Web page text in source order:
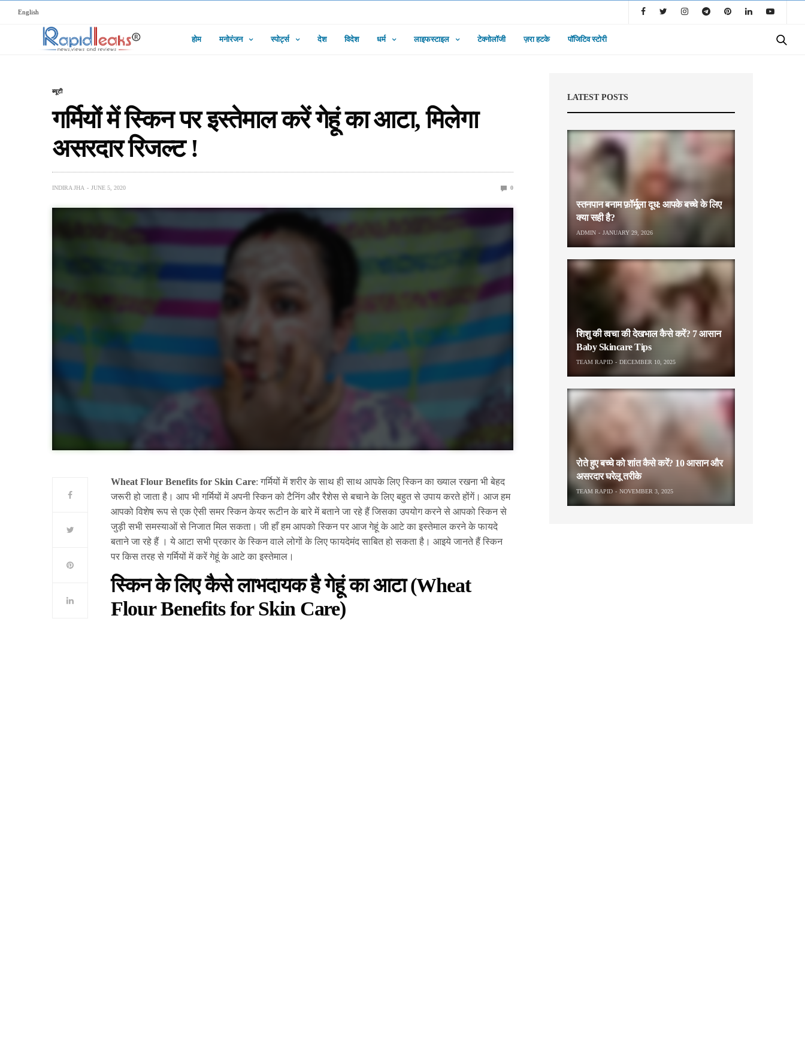
English
होम मनोरंजन स्पोर्ट्स देश विदेश धर्म लाइफस्टाइल टेक्नोलॉजी ज़रा हटके पॉजिटिव स्टोरी
ब्यूटी
गर्मियों में स्किन पर इस्तेमाल करें गेहूं का आटा, मिलेगा
असरदार रिजल्ट !
INDIRA JHA JUNE 5, 2020 0
Wheat Flour Benefits for Skin Care: गर्मियों में शरीर के साथ ही साथ आपके लिए स्किन का ख्याल रखना भी बेहद
जरूरी हो जाता है। आप भी गर्मियों में अपनी स्किन को टैनिंग और रैशेस से बचाने के लिए बहुत से उपाय करते होंगें। आज हम
आपको विशेष रूप से एक ऐसी समर स्किन केयर रूटीन के बारे में बताने जा रहे हैं जिसका उपयोग करने से आपको स्किन से
जुड़ी सभी समस्याओं से निजात मिल सकता। जी हाँ हम आपको स्किन पर आज गेहूं के आटे का इस्तेमाल करने के फायदे
बताने जा रहे हैं । ये आटा सभी प्रकार के स्किन वाले लोगों के लिए फायदेमंद साबित हो सकता है। आइये जानते हैं स्किन
पर किस तरह से गर्मियों में करें गेहूं के आटे का इस्तेमाल।
स्किन के लिए कैसे लाभदायक है गेहूं का आटा (Wheat
Flour Benefits for Skin Care)
LATEST POSTS
स्तनपान बनाम फ़ॉर्मूला दूध: आपके बच्चे के लिए
क्या सही है?
ADMIN JANUARY 29, 2026
शिशु की त्वचा की देखभाल कैसे करें? 7 आसान
Baby Skincare Tips
TEAM RAPID DECEMBER 10, 2025
रोते हुए बच्चे को शांत कैसे करें? 10 आसान और
असरदार घरेलू तरीके
TEAM RAPID NOVEMBER 3, 2025